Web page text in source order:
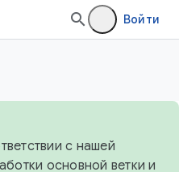
Войти
с нашей
основной ветки и